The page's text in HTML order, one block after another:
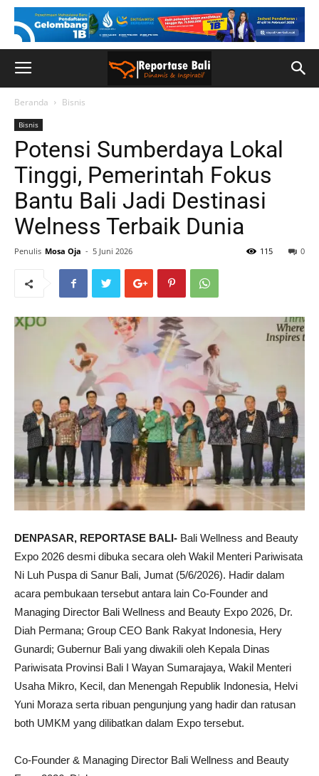
Beranda Bisnis
Bisnis
Potensi Sumberdaya Lokal
Tinggi, Pemerintah Fokus
Bantu Bali Jadi Destinasi
Welness Terbaik Dunia
Penulis Mosa Oja - 5 Juni 2026 0
115
DENPASAR, REPORTASE BALI- Bali Wellness and Beauty
Expo 2026 desmi dibuka secara oleh Wakil Menteri Pariwisata
Ni Luh Puspa di Sanur Bali, Jumat (5/6/2026). Hadir dalam
acara pembukaan tersebut antara lain Co-Founder and
Managing Director Bali Wellness and Beauty Expo 2026, Dr.
Diah Permana; Group CEO Bank Rakyat Indonesia, Hery
Gunardi; Gubernur Bali yang diwakili oleh Kepala Dinas
Pariwisata Provinsi Bali I Wayan Sumarajaya, Wakil Menteri
Usaha Mikro, Kecil, dan Menengah Republik Indonesia, Helvi
Yuni Moraza serta ribuan pengunjung yang hadir dan ratusan
both UMKM yang dilibatkan dalam Expo tersebut.
Co-Founder & Managing Director Bali Wellness and Beauty